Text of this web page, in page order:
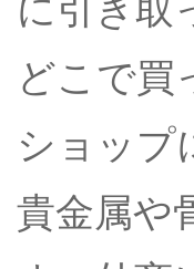
に引き取
どこで買
ショップ
貴金属や